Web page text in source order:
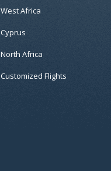
West Africa
Cyprus
North Africa
Customized Flights